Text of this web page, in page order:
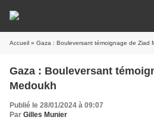
Accueil » Gaza : Bouleversant témoignage de Ziad
Gaza : Bouleversant
Medoukh
Publié le 28/01/2024 à 09:07
Par Gilles Munier